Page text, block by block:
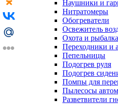
Наушники и
Нитратомеры
Обогреватели
Освежитель
Охота и рыбалка
Переходники и
Пепельницы
Подогрев руля
Подогрев
Помпы для
Пылесосы
Разветвители